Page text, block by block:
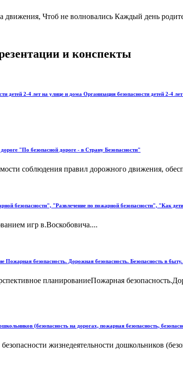
Чтоб не волновались Каждый день
и конспекты
детей 2-4 лет на улице и дома Организация безопасности детей 2-4
"По безопасной дороге - в Страну Безопасности"
соблюдения правил дорожного движения,
безопасности", "Развлечение по пожарной безопасности", "Как
игр в.Воскобовича....
Пожарная безопасность. Дорожная безопасность. Безопасность в
планированиеПожарная
(безопасность на дорогах, пожарная безопасность,
жизнедеятельности дошкольников